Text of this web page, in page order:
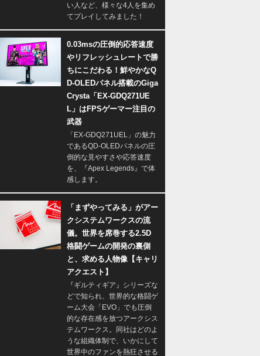
い人など、様々な4人を集め
てプレイしてみました！
0.03msの圧倒的応答速度
やリフレッシュレートで勝
ちにこだわる！鮮やかなQ
D-OLEDパネル搭載のGiga
Crysta「EX-GDQ271UE
L」はFPSゲーマー注目の
武器
「EX-GDQ271UEL」の魅力
であるQD-OLEDパネルの圧
倒的な見やすさや応答速度
を、『Apex Legends』で体
感します。
「まずやってみる」がアー
クシステムワークスの流
儀。世界を席巻する2.5D
格闘ゲームの開発の裏側
と、求める人物像【キャリ
アクエスト】
『ギルティギア』シリーズな
どで知られ、世界的な格闘ゲ
ーム大会「EVO」でも圧倒
的な存在感を放つアークシス
テムワークス。同社はどのよ
うな組織体制で、いかにして
世界中のファンを熱狂させる